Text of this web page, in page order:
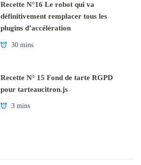
Recette N°16 Le robot qui va
définitivement remplacer tous les
plugins d’accélération
30 mins
Recette N° 15 Fond de tarte RGPD
pour tarteaucitron.js
3 mins